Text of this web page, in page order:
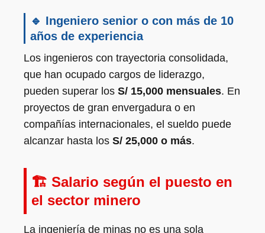
🔹 Ingeniero senior o con más de 10
años de experiencia
Los ingenieros con trayectoria consolidada,
que han ocupado cargos de liderazgo,
pueden superar los S/ 15,000 mensuales. En
proyectos de gran envergadura o en
compañías internacionales, el sueldo puede
alcanzar hasta los S/ 25,000 o más.
🏗️ Salario según el puesto en
el sector minero
La ingeniería de minas no es una sola